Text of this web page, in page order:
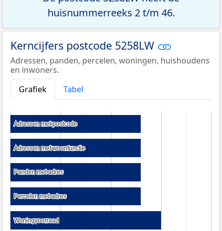
huisnummerreeks 2 t/m 46.
Kerncijfers postcode 5258LW
Adressen, panden, percelen, woningen, huishoudens
en inwoners.
Grafiek
Tabel
Adressen met postcode
Adressen met postcode
Adressen met woonfunctie
Adressen met woonfunctie
Panden met adres
Panden met adres
Percelen met adres
Percelen met adres
Woningvoorraad
Woningvoorraad